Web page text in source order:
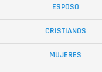
ESPOSO
CRISTIANOS
MUJERES